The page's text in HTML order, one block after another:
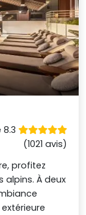
8.3
(1021 avis)
profitez
alpins. À deux